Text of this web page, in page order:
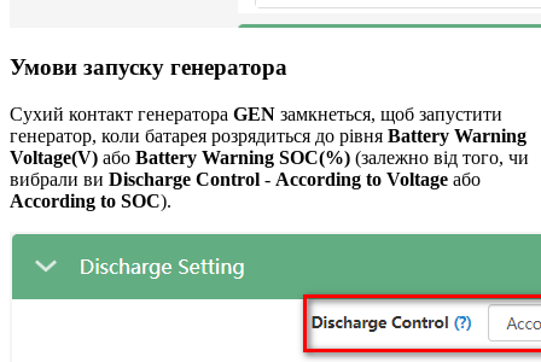
Умови запуску генератора
Сухий контакт генератора GEN замкнеться, щоб запустити
генератор, коли батарея розрядиться до рівня Battery Warning
Voltage(V) або Battery Warning SOC(%) (залежно від того, чи
вибрали ви Discharge Control - According to Voltage або
According to SOC).